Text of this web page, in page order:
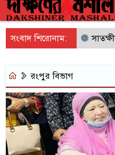
সংবাদ শিরোনাম:
রংপুর বিভাগ